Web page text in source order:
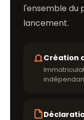
l'ensemble du
lancement.
Création